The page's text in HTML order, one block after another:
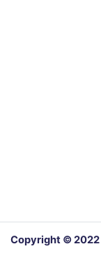
Copyright © 2022